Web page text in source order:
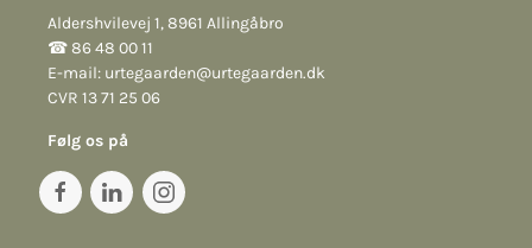
Aldershvilevej 1, 8961 Allingåbro
☎︎ 86 48 00 11
E-mail: urtegaarden@urtegaarden.dk
CVR 13 71 25 06
Følg os på